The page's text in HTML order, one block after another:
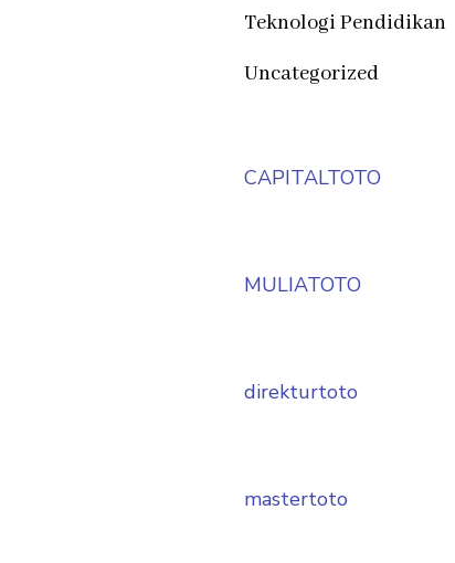
Teknologi Pendidikan
Uncategorized
CAPITALTOTO
MULIATOTO
direkturtoto
mastertoto